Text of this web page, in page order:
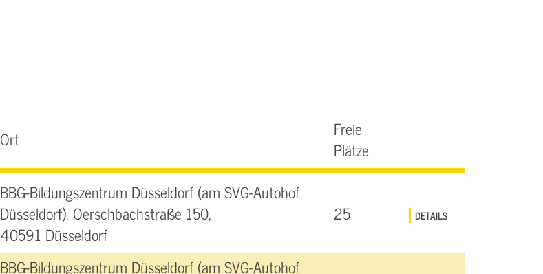
Ort
Freie
Plätze
BBG-Bildungszentrum Düsseldorf (am SVG-Autohof
Düsseldorf), Oerschbachstraße 150,
40591 Düsseldorf
25 DETAILS
BBG-Bildungszentrum Düsseldorf (am SVG-Autohof